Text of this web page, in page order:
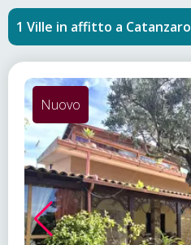
Ville in affitto a Catanzaro
Nuovo